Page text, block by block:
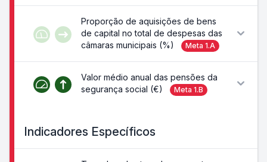
Proporção de aquisições de bens
de capital no total de despesas das
câmaras municipais (%)
Meta 1.A
Valor médio anual das pensões da
segurança social (€)
Meta 1.B
Indicadores Específicos